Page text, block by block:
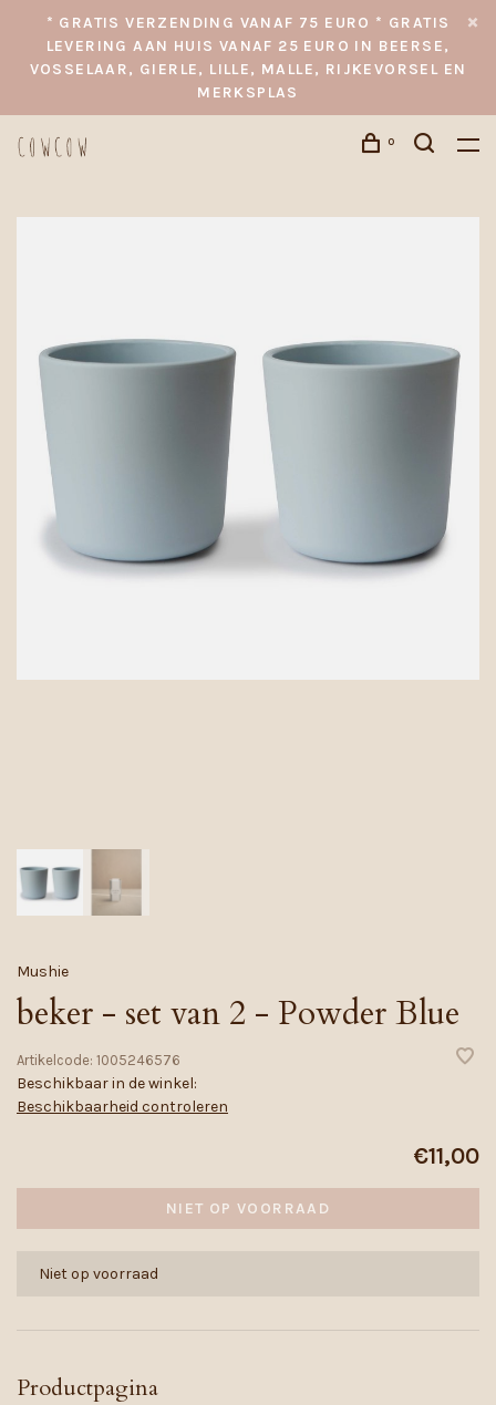
* GRATIS VERZENDING VANAF 75 EURO * GRATIS
LEVERING AAN HUIS VANAF 25 EURO IN BEERSE,
VOSSELAAR, GIERLE, LILLE, MALLE, RIJKEVORSEL EN
MERKSPLAS
0
Mushie
beker - set van 2 - Powder Blue
Artikelcode: 1005246576
Beschikbaar in de winkel:
Beschikbaarheid controleren
€11,00
NIET OP VOORRAAD
Niet op voorraad
Productpagina